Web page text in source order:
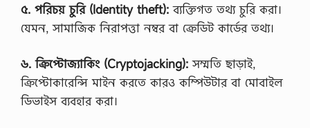
মে
বি
৫. পরিচয় চুরি (Identity theft):ব্যক্তিগত তথ্য চুরি করা।
যেমন, সামাজিক নিরাপত্তা নম্বর বা ক্রেডিট কার্ডের তথ্য।
৬. ক্রিপ্টোজ্যাকিং (Cryptojacking): সম্মতি ছাড়াই,
ক্রিপ্টোকারেন্সি মাইন করতে কারও কম্পিউটার বা মোবাইল
ডিভাইস ব্যবহার করা।